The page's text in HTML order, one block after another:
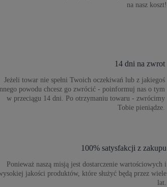
na nasz koszt!
14 dni na zwrot
Jeżeli towar nie spełni Twoich oczekiwań lub z jakiegoś
powodu chcesz go zwrócić - poinformuj nas o tym
w przeciągu 14 dni. Po otrzymaniu towaru - zwrócimy
Tobie pieniądze.
100% satysfakcji z zakupu
Ponieważ naszą misją jest dostarczenie wartościowych i
jakości produktów, które służyć będą przez wiele
lat.